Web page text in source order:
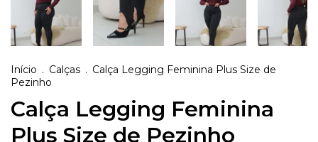
Início . Calças . Calça Legging Feminina Plus Size de
Pezinho
Calça Legging Feminina
Plus Size de Pezinho